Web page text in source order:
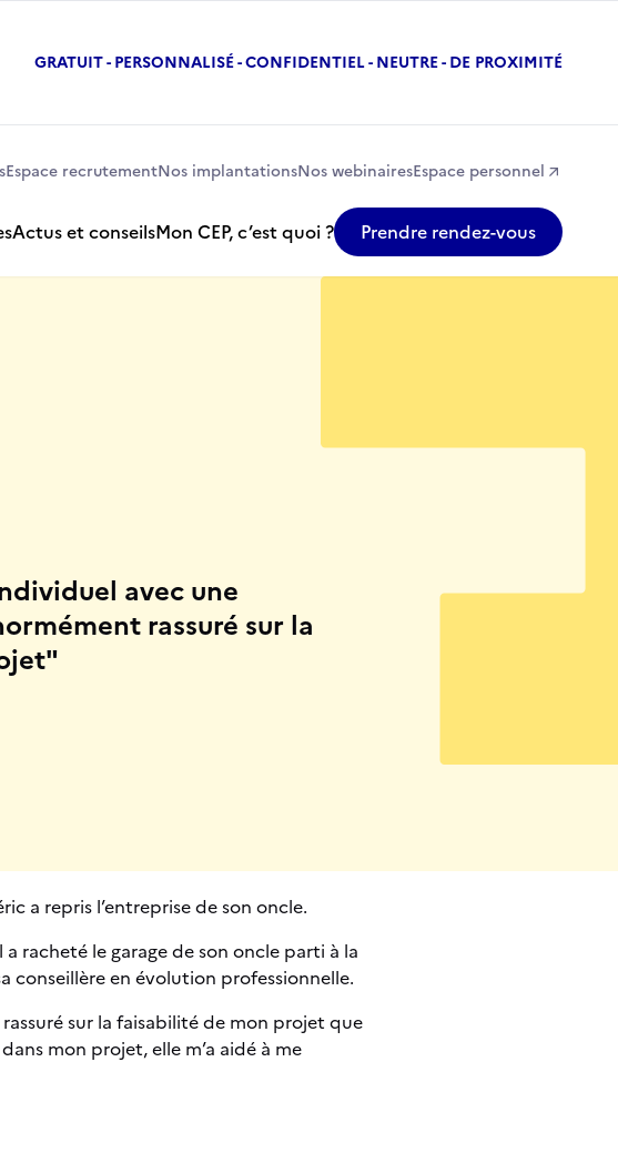
GRATUIT - PERSONNALISÉ - CONFIDENTIEL - NEUTRE - DE PROXIMITÉ
Espace recrutementNos implantationsNos webinairesEspace personnel
Actus et conseilsMon CEP, c’est quoi ? Prendre rendez-vous
avec une
rassuré sur la
a repris l’entreprise de son oncle.
racheté le garage de son oncle parti à la
conseillère en évolution professionnelle.
sur la faisabilité de mon projet que
mon projet, elle m’a aidé à me